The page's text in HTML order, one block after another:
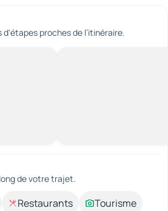
proches de l’itinéraire.
de votre trajet.
Restaurants
Tourisme